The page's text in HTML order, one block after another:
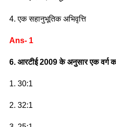
4. एक सहानुभूतिक अभिवृत्ति
Ans- 1
6. आरटीई 2009 के अनुसार एक वर्ग का
1. 30:1
2. 32:1